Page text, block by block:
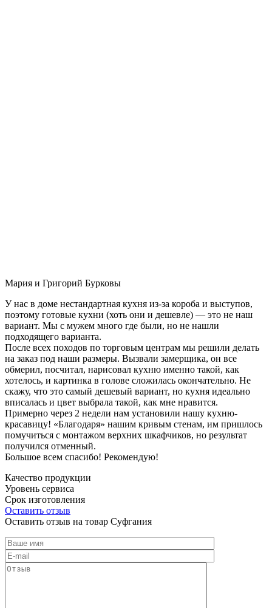
Мария и Григорий Бурковы
У нас в доме нестандартная кухня из-за короба и выступов,
поэтому готовые кухни (хоть они и дешевле) — это не наш
вариант. Мы с мужем много где были, но не нашли
подходящего варианта.
После всех походов по торговым центрам мы решили делать
на заказ под наши размеры. Вызвали замерщика, он все
обмерил, посчитал, нарисовал кухню именно такой, как
хотелось, и картинка в голове сложилась окончательно. Не
скажу, что это самый дешевый вариант, но кухня идеально
вписалась и цвет выбрала такой, как мне нравится.
Примерно через 2 недели нам установили нашу кухню-
красавицу! «Благодаря» нашим кривым стенам, им пришлось
помучиться с монтажом верхних шкафчиков, но результат
получился отменный.
Большое всем спасибо! Рекомендую!
Качество продукции
Уровень сервиса
Срок изготовления
Оставить отзыв
Оставить отзыв на товар Суфгания